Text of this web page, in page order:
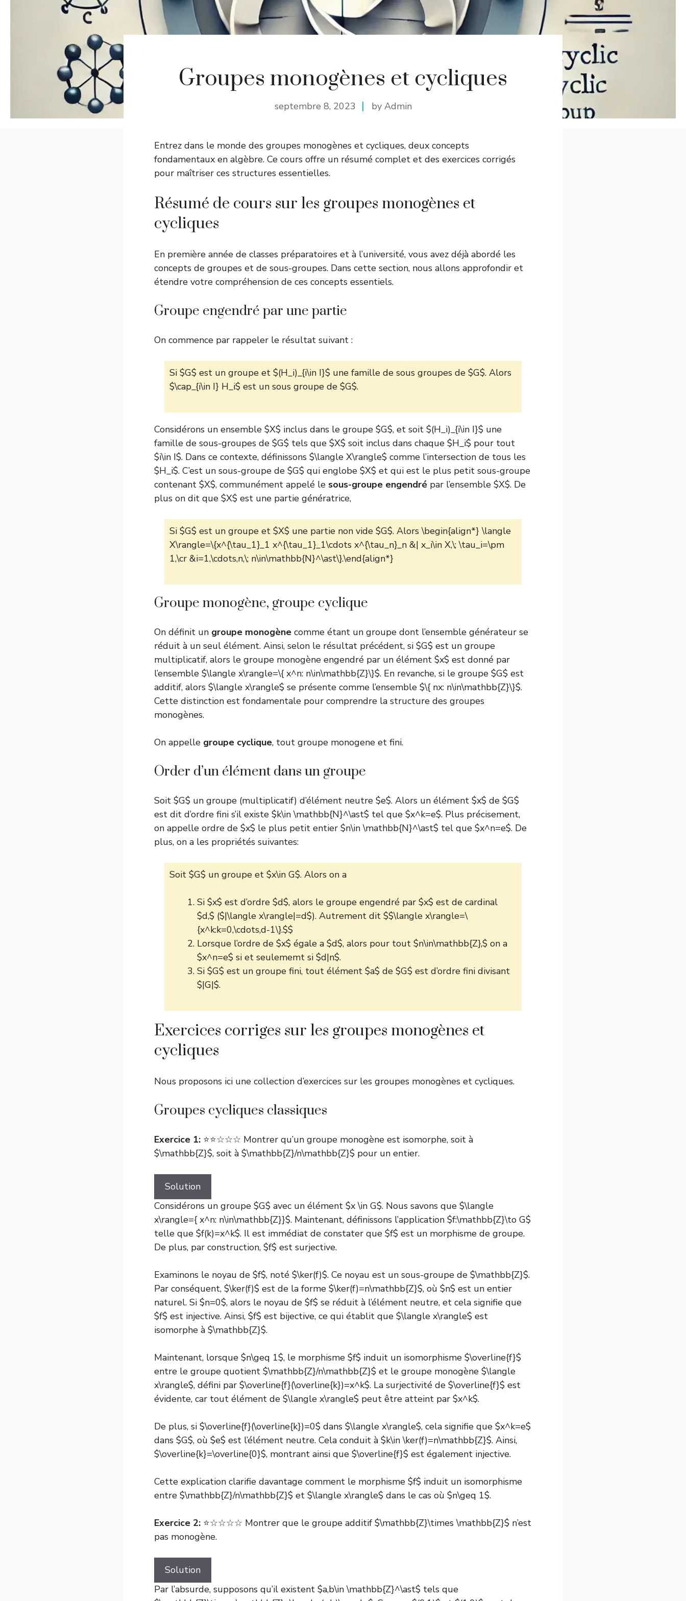
Groupes monogènes et cycliques
septembre 8, 2023 by Admin
Entrez dans le monde des groupes monogènes et cycliques, deux concepts
fondamentaux en algèbre. Ce cours offre un résumé complet et des exercices corrigés
pour maîtriser ces structures essentielles.
Résumé de cours sur les groupes monogènes et
cycliques
En première année de classes préparatoires et à l’université, vous avez déjà abordé les
concepts de groupes et de sous-groupes. Dans cette section, nous allons approfondir et
étendre votre compréhension de ces concepts essentiels.
Groupe engendré par une partie
On commence par rappeler le résultat suivant :
Si $G$ est un groupe et $(H_i)_{i\in I}$ une famille de sous groupes de $G$. Alors
$\cap_{i\in I} H_i$ est un sous groupe de $G$.
Considérons un ensemble $X$ inclus dans le groupe $G$, et soit $(H_i)_{i\in I}$ une
famille de sous-groupes de $G$ tels que $X$ soit inclus dans chaque $H_i$ pour tout
$i\in I$. Dans ce contexte, définissons $\langle X\rangle$ comme l’intersection de tous les
$H_i$. C’est un sous-groupe de $G$ qui englobe $X$ et qui est le plus petit sous-groupe
contenant $X$, communément appelé le sous-groupe engendré par l’ensemble $X$. De
plus on dit que $X$ est une partie génératrice,
Si $G$ est un groupe et $X$ une partie non vide $G$. Alors \begin{align*} \langle
X\rangle=\{x^{\tau_1}_1 x^{\tau_1}_1\cdots x^{\tau_n}_n &| x_i\in X,\; \tau_i=\pm
1,\cr &i=1,\cdots,n,\; n\in\mathbb{N}^\ast\}.\end{align*}
Groupe monogène, groupe cyclique
On définit un groupe monogène comme étant un groupe dont l’ensemble générateur se
réduit à un seul élément. Ainsi, selon le résultat précédent, si $G$ est un groupe
multiplicatif, alors le groupe monogène engendré par un élément $x$ est donné par
l’ensemble $\langle x\rangle=\{ x^n: n\in\mathbb{Z}\}$. En revanche, si le groupe $G$ est
additif, alors $\langle x\rangle$ se présente comme l’ensemble $\{ nx: n\in\mathbb{Z}\}$.
Cette distinction est fondamentale pour comprendre la structure des groupes
monogènes.
On appelle groupe cyclique, tout groupe monogene et fini.
Order d’un élément dans un groupe
Soit $G$ un groupe (multiplicatif) d’élément neutre $e$. Alors un élément $x$ de $G$
est dit d’ordre fini s’il existe $k\in \mathbb{N}^\ast$ tel que $x^k=e$. Plus précisement,
on appelle ordre de $x$ le plus petit entier $n\in \mathbb{N}^\ast$ tel que $x^n=e$. De
plus, on a les propriétés suivantes:
Soit $G$ un groupe et $x\in G$. Alors on a
Si $x$ est d’ordre $d$, alors le groupe engendré par $x$ est de cardinal
$d,$ ($|\langle x\rangle|=d$). Autrement dit $$\langle x\rangle=\
{x^k:k=0,\cdots,d-1\}.$$
Lorsque l’ordre de $x$ égale a $d$, alors pour tout $n\in\mathbb{Z},$ on a
$x^n=e$ si et seulememt si $d|n$.
Si $G$ est un groupe fini, tout élément $a$ de $G$ est d’ordre fini divisant
$|G|$.
Exercices corriges sur les groupes monogènes et
cycliques
Nous proposons ici une collection d’exercices sur les groupes monogènes et cycliques.
Groupes cycliques classiques
Exercice 1: ⭐⭐☆☆☆ Montrer qu’un groupe monogène est isomorphe, soit à
$\mathbb{Z}$, soit à $\mathbb{Z}/n\mathbb{Z}$ pour un entier.
Solution
Considérons un groupe $G$ avec un élément $x \in G$. Nous savons que $\langle
x\rangle={ x^n: n\in\mathbb{Z}}$. Maintenant, définissons l’application $f:\mathbb{Z}\to G$
telle que $f(k)=x^k$. Il est immédiat de constater que $f$ est un morphisme de groupe.
De plus, par construction, $f$ est surjective.
Examinons le noyau de $f$, noté $\ker(f)$. Ce noyau est un sous-groupe de $\mathbb{Z}$.
Par conséquent, $\ker(f)$ est de la forme $\ker(f)=n\mathbb{Z}$, où $n$ est un entier
naturel. Si $n=0$, alors le noyau de $f$ se réduit à l’élément neutre, et cela signifie que
$f$ est injective. Ainsi, $f$ est bijective, ce qui établit que $\langle x\rangle$ est
isomorphe à $\mathbb{Z}$.
Maintenant, lorsque $n\geq 1$, le morphisme $f$ induit un isomorphisme $\overline{f}$
entre le groupe quotient $\mathbb{Z}/n\mathbb{Z}$ et le groupe monogène $\langle
x\rangle$, défini par $\overline{f}(\overline{k})=x^k$. La surjectivité de $\overline{f}$ est
évidente, car tout élément de $\langle x\rangle$ peut être atteint par $x^k$.
De plus, si $\overline{f}(\overline{k})=0$ dans $\langle x\rangle$, cela signifie que $x^k=e$
dans $G$, où $e$ est l’élément neutre. Cela conduit à $k\in \ker(f)=n\mathbb{Z}$. Ainsi,
$\overline{k}=\overline{0}$, montrant ainsi que $\overline{f}$ est également injective.
Cette explication clarifie davantage comment le morphisme $f$ induit un isomorphisme
entre $\mathbb{Z}/n\mathbb{Z}$ et $\langle x\rangle$ dans le cas où $n\geq 1$.
Exercice 2: ⭐☆☆☆☆ Montrer que le groupe additif $\mathbb{Z}\times \mathbb{Z}$ n’est
pas monogène.
Solution
Par l’absurde, supposons qu’il existent $a,b\in \mathbb{Z}^\ast$ tels que